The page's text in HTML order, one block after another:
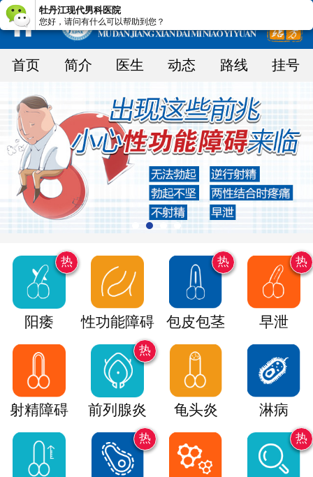
首页 简介 医生 动态 路线 挂号
热
阳痿 性功能障碍
热
包皮包茎
热
早泄
射精障碍
热
前列腺炎 龟头炎 淋病
热 热
牡丹江现代男科医院
您好，请问有什么可以帮助到您？